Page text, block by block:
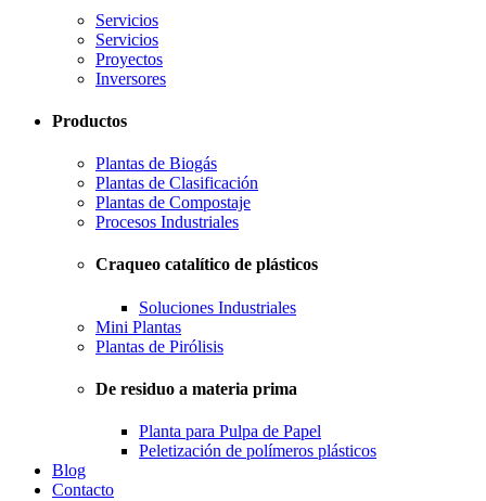
Servicios
Servicios
Proyectos
Inversores
Productos
Plantas de Biogás
Plantas de Clasificación
Plantas de Compostaje
Procesos Industriales
Craqueo catalítico de plásticos
Soluciones Industriales
Mini Plantas
Plantas de Pirólisis
De residuo a materia prima
Planta para Pulpa de Papel
Peletización de polímeros plásticos
Blog
Contacto